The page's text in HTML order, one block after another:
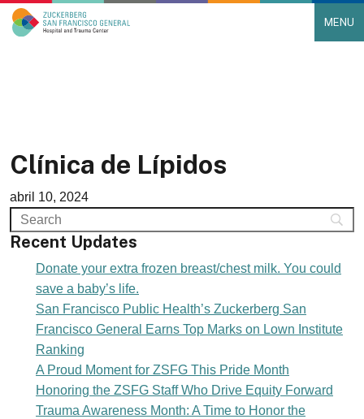
Main Navigation MENU
Clínica de Lípidos
abril 10, 2024
Recent Updates
Donate your extra frozen breast/chest milk. You could
save a baby’s life.
San Francisco Public Health’s Zuckerberg San
Francisco General Earns Top Marks on Lown Institute
Ranking
A Proud Moment for ZSFG This Pride Month
Honoring the ZSFG Staff Who Drive Equity Forward
Trauma Awareness Month: A Time to Honor the